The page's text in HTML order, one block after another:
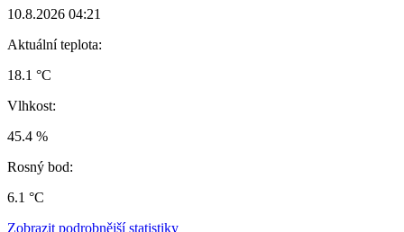
10.8.2026 04:21
Aktuální teplota:
18.1 °C
Vlhkost:
45.4 %
Rosný bod:
6.1 °C
Zobrazit podrobnější statistiky